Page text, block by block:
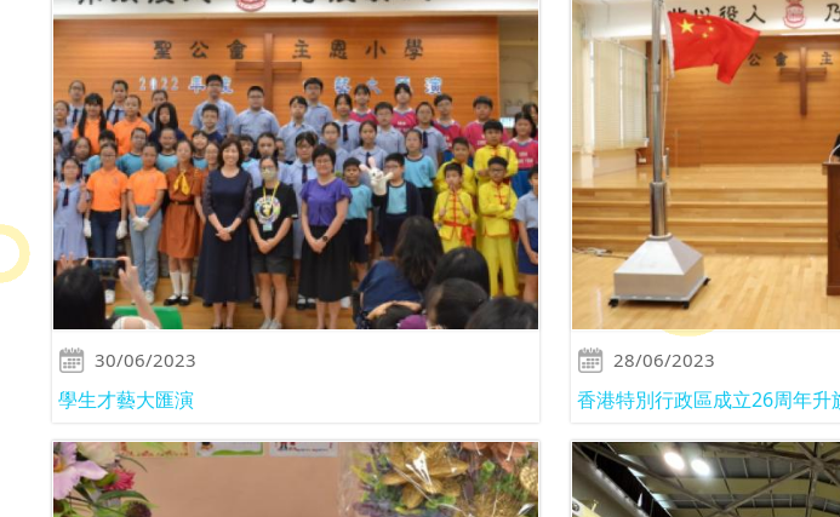
30/06/2023
學生才藝大匯演
28/06/2023
香港特別行政區成立26周年升